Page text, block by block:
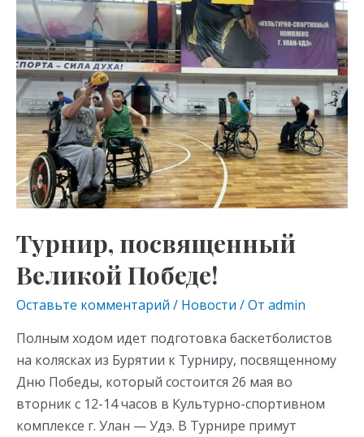
as
s
ni
ki
m p
p
Турнир, посвященный
Великой Победе!
Оставьте комментарий / Новости / От admin
Полным ходом идет подготовка баскетболистов
на колясках из Бурятии к Турниру, посвященному
Дню Победы, который состоится 26 мая во
вторник с 12-14 часов в Культурно-спортивном
комплексе г. Улан — Удэ. В Турнире примут
Великой
Победе!